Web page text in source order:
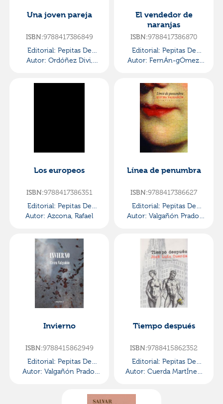
Una joven pareja
ISBN:9788417386849
Editorial: Pepitas De
Calabaza
Autor: Ordóñez Divi,
El vendedor de
naranjas
ISBN:9788417386870
Editorial: Pepitas De
Calabaza
Autor: FernÁn-gÓmez,
Los europeos
ISBN:9788417386351
Editorial: Pepitas De
Calabaza
Autor: Azcona, Rafael
Línea de penumbra
ISBN:9788417386627
Editorial: Pepitas De
Calabaza
Autor: Valgañón Prado,
Invierno
ISBN:9788415862949
Editorial: Pepitas De
Calabaza
Autor: Valgañón Prado,
Tiempo después
ISBN:9788415862352
Editorial: Pepitas De
Calabaza
Autor: Cuerda MartÍnez,